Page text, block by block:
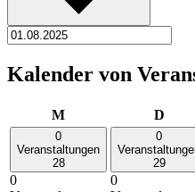
Kalender von
MMontag D
0
Veranstaltungen
28
0
0
29
0